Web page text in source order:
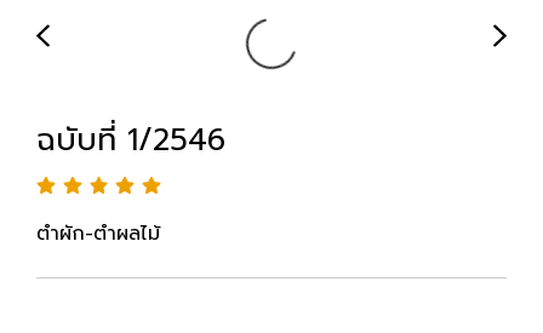
ฉบับที่ 1/2546
ตำผัก-ตำผลไม้